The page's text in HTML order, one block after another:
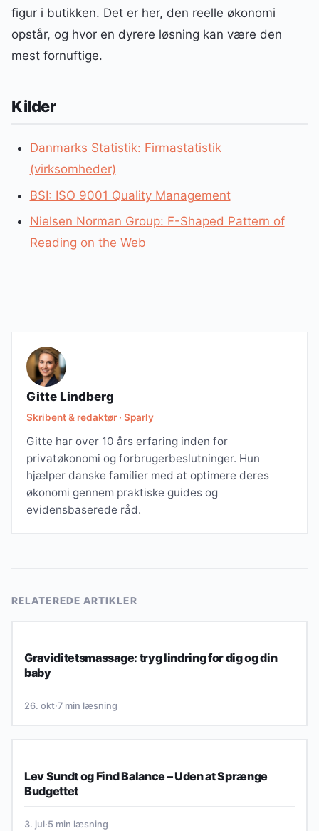
figur i butikken. Det er her, den reelle økonomi
opstår, og hvor en dyrere løsning kan være den
mest fornuftige.
Kilder
Danmarks Statistik: Firmastatistik
(virksomheder)
BSI: ISO 9001 Quality Management
Nielsen Norman Group: F-Shaped Pattern of
Reading on the Web
Gitte Lindberg
Skribent & redaktør · Sparly
Gitte har over 10 års erfaring inden for
privatøkonomi og forbrugerbeslutninger. Hun
hjælper danske familier med at optimere deres
økonomi gennem praktiske guides og
evidensbaserede råd.
RELATEREDE ARTIKLER
Graviditetsmassage: tryg lindring for dig og din
baby
26. okt·7 min læsning
Lev Sundt og Find Balance – Uden at Sprænge
Budgettet
3. jul·5 min læsning